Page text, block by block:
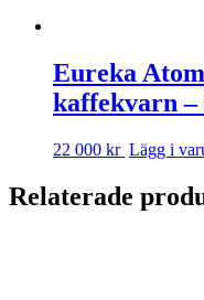
Eureka
kaffekvarn –
22 000 kr Lägg i
Relaterade